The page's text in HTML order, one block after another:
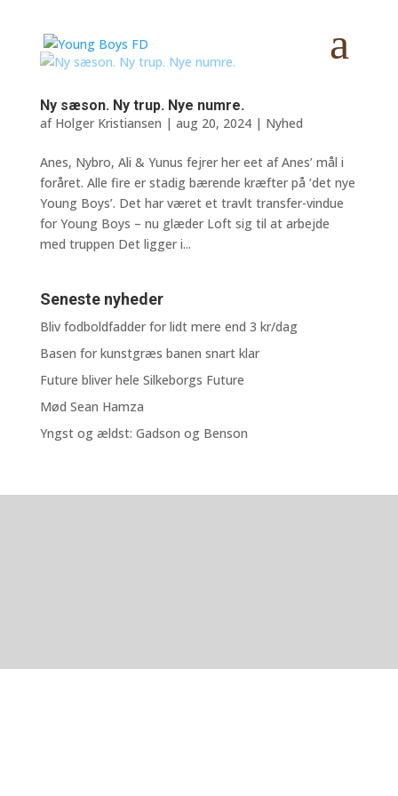
Ny sæson. Ny trup. Nye numre.
af Holger Kristiansen | aug 20, 2024| Nyhed
Anes, Nybro, Ali & Yunus fejrer her eet af Anes’ mål i
foråret. Alle fire er stadig bærende kræfter på ‘det nye
Young Boys’. Det har været et travlt transfer-vindue
for Young Boys – nu glæder Loft sig til at arbejde
med truppen Det ligger i...
Seneste nyheder
Bliv fodboldfadder for lidt mere end 3 kr/dag
Basen for kunstgræs banen snart klar
Future bliver hele Silkeborgs Future
Mød Sean Hamza
Yngst og ældst: Gadson og Benson